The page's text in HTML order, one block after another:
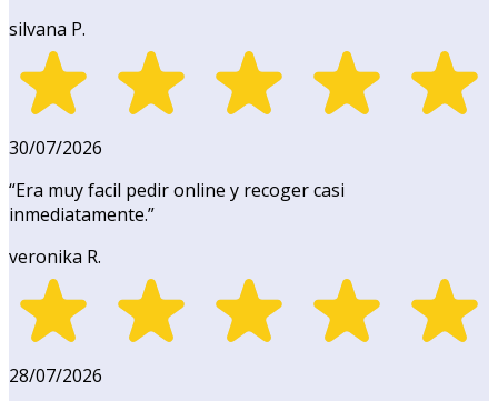
silvana P.
30/07/2026
“Era muy facil pedir online y recoger casi
inmediatamente.”
veronika R.
28/07/2026